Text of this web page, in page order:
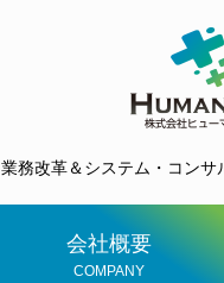
業務改革＆システム・コンサ
会社概要
COMPANY